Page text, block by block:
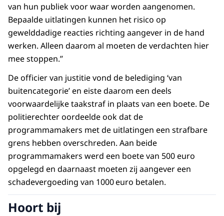
van hun publiek voor waar worden aangenomen.
Bepaalde uitlatingen kunnen het risico op
gewelddadige reacties richting aangever in de hand
werken. Alleen daarom al moeten de verdachten hier
mee stoppen.’’
De officier van justitie vond de belediging ‘van
buitencategorie’ en eiste daarom een deels
voorwaardelijke taakstraf in plaats van een boete. De
politierechter oordeelde ook dat de
programmamakers met de uitlatingen een strafbare
grens hebben overschreden. Aan beide
programmamakers werd een boete van 500 euro
opgelegd en daarnaast moeten zij aangever een
schadevergoeding van 1000euro betalen.
Hoort bij